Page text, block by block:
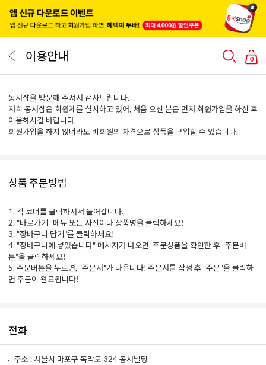
이용안내 0
동서샵을 방문해 주셔서 감사드립니다.
저희 동서샵은 회원제를 실시하고 있어, 처음 오신 분은 먼저 회원가입을 하신 후
이용하시길 바랍니다.
회원가입을 하지 않더라도 비회원의 자격으로 상품을 구입할 수 있습니다.
상품 주문방법
1. 각 코너를 클릭하셔서 들어갑니다.
2. "바로가기" 메뉴 또는 사진이나 상품명을 클릭하세요!
3. "장바구니 담기"를 클릭하세요!
4. "장바구니에 넣었습니다" 메시지가 나오면, 주문상품을 확인한 후 "주문버
튼"을 클릭하세요!
5. 주문버튼을 누르면, "주문서"가 나옵니다! 주문서를 작성 후 "주문"을 클릭하
면 주문이 완료됩니다!
전화
주소 : 서울시 마포구 독막로 324 동서빌딩